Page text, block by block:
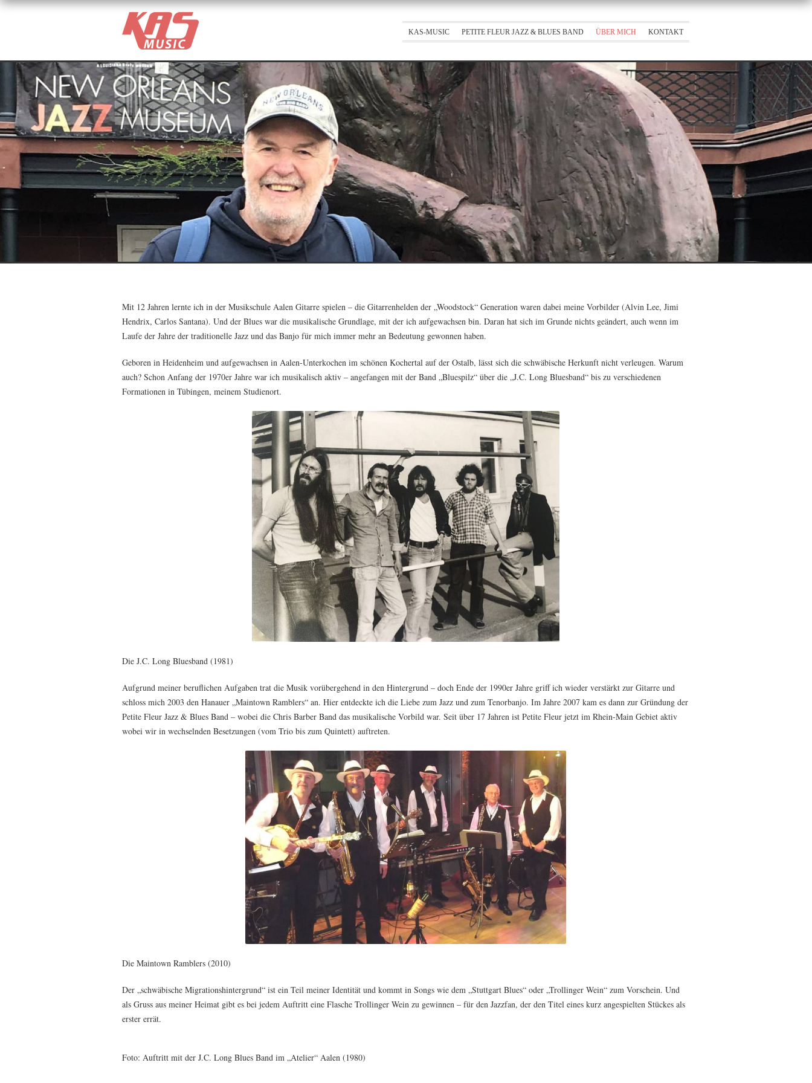
KAS-MUSIC PETITE FLEUR JAZZ & BLUES BAND ÜBER MICH KONTAKT
ÜBER MICH
Mit 12 Jahren lernte ich in der Musikschule Aalen Gitarre spielen – die Gitarrenhelden der „Woodstock“ Generation waren dabei meine Vorbilder (Alvin Lee, Jimi
Hendrix, Carlos Santana). Und der Blues war die musikalische Grundlage, mit der ich aufgewachsen bin. Daran hat sich im Grunde nichts geändert, auch wenn im
Laufe der Jahre der traditionelle Jazz und das Banjo für mich immer mehr an Bedeutung gewonnen haben.
Geboren in Heidenheim und aufgewachsen in Aalen-Unterkochen im schönen Kochertal auf der Ostalb, lässt sich die schwäbische Herkunft nicht verleugen. Warum
auch? Schon Anfang der 1970er Jahre war ich musikalisch aktiv – angefangen mit der Band „Bluespilz“ über die „J.C. Long Bluesband“ bis zu verschiedenen
Formationen in Tübingen, meinem Studienort.
Die J.C. Long Bluesband (1981)
Aufgrund meiner beruflichen Aufgaben trat die Musik vorübergehend in den Hintergrund – doch Ende der 1990er Jahre griff ich wieder verstärkt zur Gitarre und
schloss mich 2003 den Hanauer „Maintown Ramblers“ an. Hier entdeckte ich die Liebe zum Jazz und zum Tenorbanjo. Im Jahre 2007 kam es dann zur Gründung der
Petite Fleur Jazz & Blues Band – wobei die Chris Barber Band das musikalische Vorbild war. Seit über 17 Jahren ist Petite Fleur jetzt im Rhein-Main Gebiet aktiv
wobei wir in wechselnden Besetzungen (vom Trio bis zum Quintett) auftreten.
Die Maintown Ramblers (2010)
Der „schwäbische Migrationshintergrund“ ist ein Teil meiner Identität und kommt in Songs wie dem „Stuttgart Blues“ oder „Trollinger Wein“ zum Vorschein. Und
als Gruss aus meiner Heimat gibt es bei jedem Auftritt eine Flasche Trollinger Wein zu gewinnen – für den Jazzfan, der den Titel eines kurz angespielten Stückes als
erster errät.
Foto: Auftritt mit der J.C. Long Blues Band im „Atelier“ Aalen (1980)